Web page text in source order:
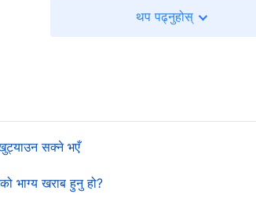
यो सहज हुनुपर्छ, र नयाँ विश्‍वासीले मलाई
देहको हितबारे सोचेँ र परमेश्‍वरको
भेटें: “अब, के तेरा धारणाहरूसँग नमिल्ने कुराहरू
थप पढ्नुहोस्
सक्ने भएँ
भाग्य खराब हुनु हो?